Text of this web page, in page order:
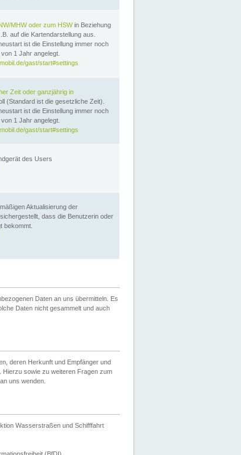
MHW oder zum HSWin Beziehung
auf die Kartendarstellung aus.
ist die Einstellung immer noch
1 Jahr angelegt.
gast/start#settings
Zeit oder ganzjährig in
(Standard ist die gesetzliche Zeit).
ist die Einstellung immer noch
1 Jahr angelegt.
gast/start#settings
des Users
Aktualisierung der
sichergestellt, dass die Benutzerin oder
bekommt.
Daten an uns übermitteln. Es
Daten nicht gesammelt und auch
deren Herkunft und Empfänger und
sowie zu weiteren Fragen zum
uns wenden.
Wasserstraßen und Schifffahrt